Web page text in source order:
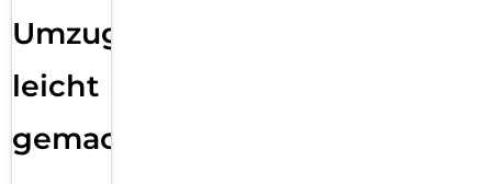
Umzug
leicht
gemacht!